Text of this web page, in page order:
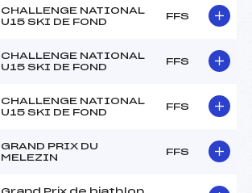
CHALLENGE NATIONAL
U15 SKI DE FOND
FFS
CHALLENGE NATIONAL
U15 SKI DE FOND
FFS
CHALLENGE NATIONAL
U15 SKI DE FOND
FFS
GRAND PRIX DU
MELEZIN
FFS
Grand Prix de biathlon